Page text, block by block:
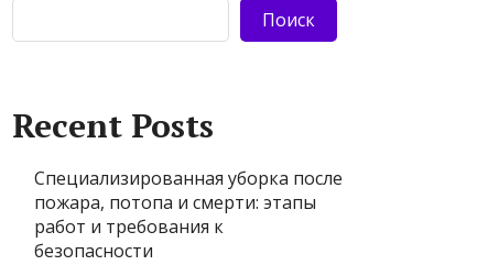
Поиск
Recent Posts
Специализированная уборка после
пожара, потопа и смерти: этапы
работ и требования к
безопасности